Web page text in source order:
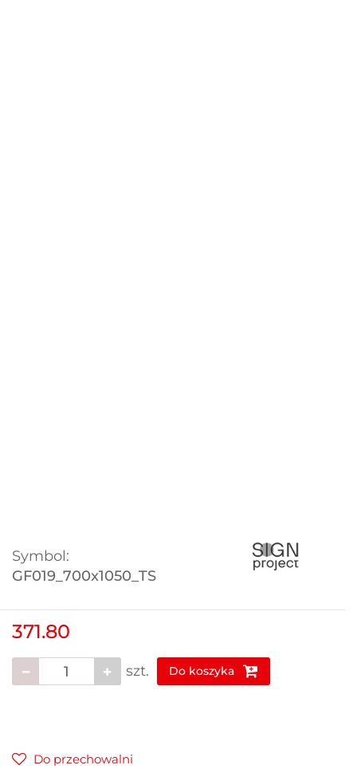
Symbol:
GF019_700x1050_TS
371.80
szt. Do koszyka
Do przechowalni